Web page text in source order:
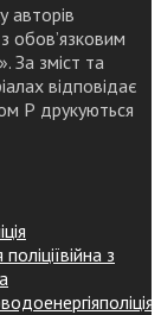
авторів
обов’язковим
За зміст та
відповідає
Р друкуються
війна з
поліція